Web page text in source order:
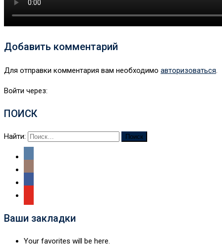
Добавить комментарий
Для отправки комментария вам необходимо авторизоваться
Войти через:
ПОИСК
Найти:
Ваши закладки
Your favorites will be here.